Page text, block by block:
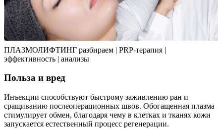
ПЛАЗМОЛИФТИНГ разбираем | PRP-терапия |
эффективность | анализы
Польза и вред
Инъекции способствуют быстрому заживлению ран и
сращиванию послеоперационных швов. Обогащенная плазма
стимулирует обмен, благодаря чему в клетках и тканях кожи
запускается естественный процесс регенерации.